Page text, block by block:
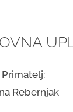
Primatelj:
Rebernjak